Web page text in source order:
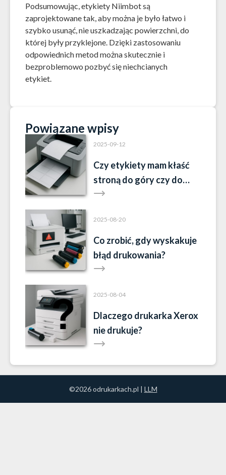
Podsumowując, etykiety Niimbot są
zaprojektowane tak, aby można je było łatwo i
szybko usunąć, nie uszkadzając powierzchni, do
której były przyklejone. Dzięki zastosowaniu
odpowiednich metod można skutecznie i
bezproblemowo pozbyć się niechcianych
etykiet.
Powiązane wpisy
2025-09-12
Czy etykiety mam kłaść
stroną do góry czy do
dołu?
2025-08-20
Co zrobić, gdy wyskakuje
błąd drukowania?
2025-08-04
Dlaczego drukarka Xerox
nie drukuje?
©2026 odrukarkach.pl | LLM